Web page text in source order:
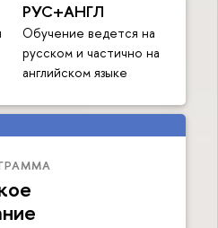
РУС+АНГЛ
Обучение ведется на
русском и частично на
английском языке